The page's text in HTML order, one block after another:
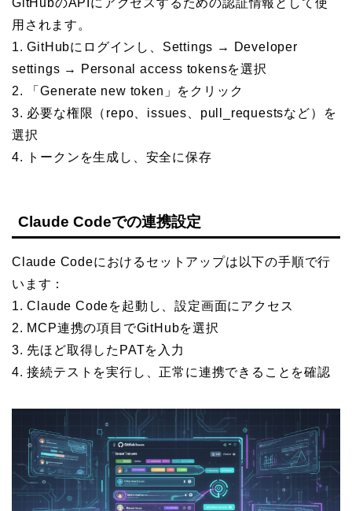
用されます。
1. GitHubにログインし、Settings → Developer
settings → Personal access tokensを選択
2. 「Generate new token」をクリック
3. 必要な権限（repo、issues、pull_requestsなど）を
選択
4. トークンを生成し、安全に保存
Claude Codeでの連携設定
Claude Codeにおけるセットアップは以下の手順で行
います：
1. Claude Codeを起動し、設定画面にアクセス
2. MCP連携の項目でGitHubを選択
3. 先ほど取得したPATを入力
4. 接続テストを実行し、正常に連携できることを確認